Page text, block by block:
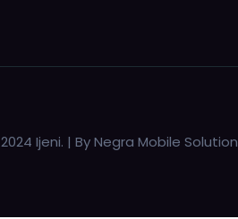
© 2024 Ijeni. | By Negra Mobile Solution